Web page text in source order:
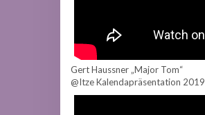
Gert Haussner „Major Tom“
@Itze Kalendapräsentation 2019